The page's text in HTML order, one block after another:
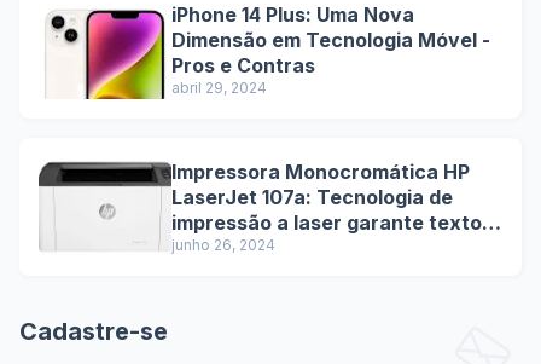
iPhone 14 Plus: Uma Nova
Dimensão em Tecnologia Móvel -
Pros e Contras
abril 29, 2024
Impressora Monocromática HP
LaserJet 107a: Tecnologia de
impressão a laser garante textos
nítidos e de alta qualidade.
junho 26, 2024
Cadastre-se